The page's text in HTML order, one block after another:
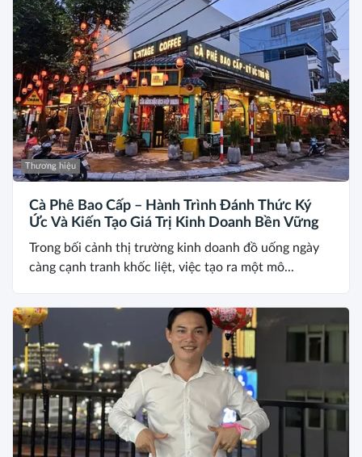
Thương hiệu
Cà Phê Bao Cấp – Hành Trình Đánh Thức Ký
Ức Và Kiến Tạo Giá Trị Kinh Doanh Bền Vững
Trong bối cảnh thị trường kinh doanh đồ uống ngày
càng cạnh tranh khốc liệt, việc tạo ra một mô...